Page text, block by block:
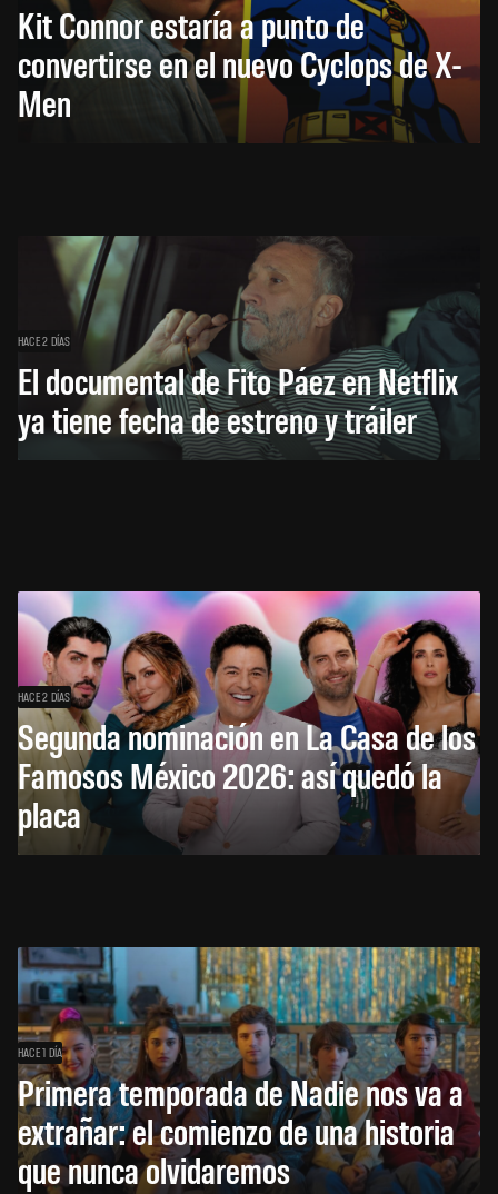
Kit Connor estaría a punto de
convertirse en el nuevo Cyclops de X-
Men
HACE 2 DÍAS
El documental de Fito Páez en Netflix
ya tiene fecha de estreno y tráiler
HACE 2 DÍAS
Segunda nominación en La Casa de los
Famosos México 2026: así quedó la
placa
HACE 1 DÍA
Primera temporada de Nadie nos va a
extrañar: el comienzo de una historia
que nunca olvidaremos